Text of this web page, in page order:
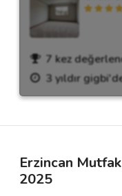
7 kez
3 yıldır
Erzincan Mutfak
2025